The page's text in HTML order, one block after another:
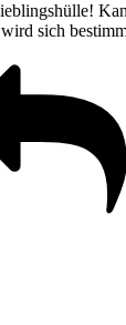
sich